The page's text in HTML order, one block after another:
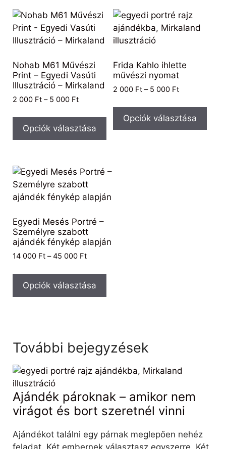
Nohab M61 Művészi
Print – Egyedi Vasúti
Illusztráció – Mirkaland
2 000 Ft – 5 000 Ft
Opciók választása
Frida Kahlo ihlette
művészi nyomat
2 000 Ft – 5 000 Ft
Opciók választása
Egyedi Mesés Portré –
Személyre szabott
ajándék fénykép alapján
14 000 Ft – 45 000 Ft
Opciók választása
További bejegyzések
Ajándék pároknak – amikor nem
virágot és bort szeretnél vinni
Ajándékot találni egy párnak meglepően nehéz